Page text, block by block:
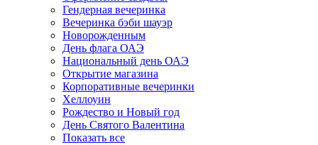
Гендерная вечеринка
Вечеринка бэби шауэр
Новорожденным
День флага ОАЭ
Национальный день ОАЭ
Открытие магазина
Корпоративные вечеринки
Хеллоуин
Рождество и Новый год
День Святого Валентина
Показать все